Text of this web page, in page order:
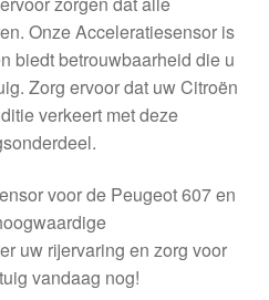
Onze Acceleratiesensor is
biedt betrouwbaarheid die u
Zorg ervoor dat uw Citroën
verkeert met deze
voor de Peugeot 607 en
uw rijervaring en zorg voor
vandaag nog!